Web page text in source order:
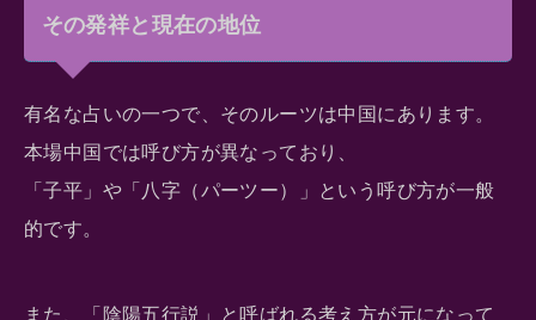
その発祥と現在の地位
有名な占いの一つで、そのルーツは中国にあります。
本場中国では呼び方が異なっており、
「子平」や「八字（パーツー）」という呼び方が一般
的です。
また、「陰陽五行説」と呼ばれる考え方が元になって